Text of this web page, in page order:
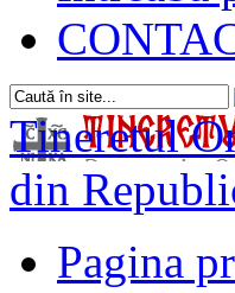
Tineretul
din
Pagina